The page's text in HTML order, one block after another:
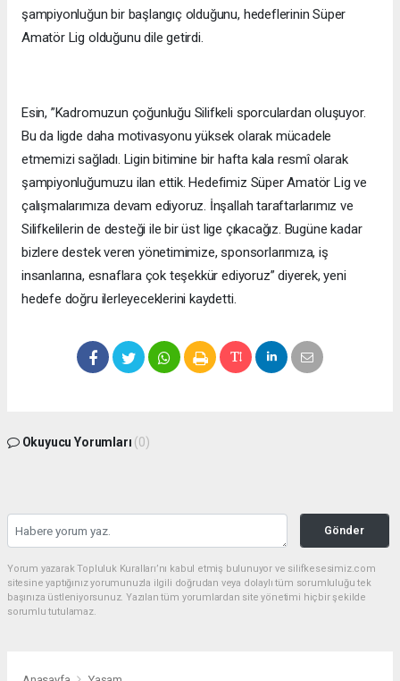
şampiyonluğun bir başlangıç olduğunu, hedeflerinin Süper
Amatör Lig olduğunu dile getirdi.
Esin, ”Kadromuzun çoğunluğu Silifkeli sporculardan oluşuyor.
Bu da ligde daha motivasyonu yüksek olarak mücadele
etmemizi sağladı. Ligin bitimine bir hafta kala resmî olarak
şampiyonluğumuzu ilan ettik. Hedefimiz Süper Amatör Lig ve
çalışmalarımıza devam ediyoruz. İnşallah taraftarlarımız ve
Silifkelilerin de desteği ile bir üst lige çıkacağız. Bugüne kadar
bizlere destek veren yönetimimize, sponsorlarımıza, iş
insanlarına, esnaflara çok teşekkür ediyoruz” diyerek, yeni
hedefe doğru ilerleyeceklerini kaydetti.
Okuyucu Yorumları (0)
Gönder
Yorum yazarak Topluluk Kuralları’nı kabul etmiş bulunuyor ve silifkesesimiz.com
sitesine yaptığınız yorumunuzla ilgili doğrudan veya dolaylı tüm sorumluluğu tek
başınıza üstleniyorsunuz. Yazılan tüm yorumlardan site yönetimi hiçbir şekilde
sorumlu tutulamaz.